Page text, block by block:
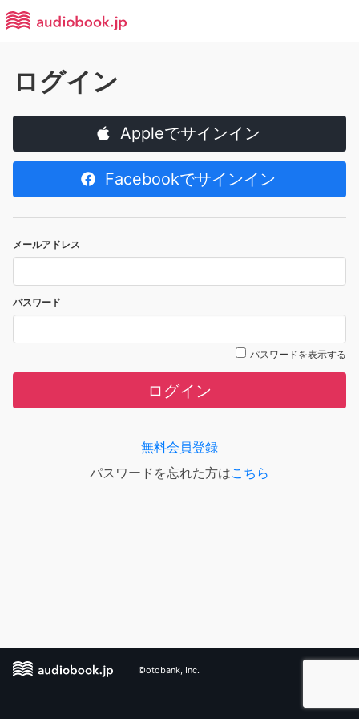
ログイン
Appleでサインイン
Facebookでサインイン
メールアドレス
パスワード
パスワードを表示する
ログイン
無料会員登録
パスワードを忘れた方はこちら
©otobank, Inc.